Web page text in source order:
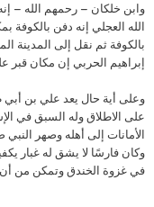
وابن خلكان – رحمهم الله –
الله العجلي إنه دفن بالكوفة
بالكوفة ثم نقل إلى المدينة
إبراهيم الحربي إن مكان قبر
وعلى أية حال يعد علي بن
على الاطلاق وله السبق في
الأمانات إلى أهله وصهر
وكان فارسًا لا يشق له غبار
في غزوة الخندق وتمكن من أن